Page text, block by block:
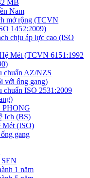
MB
Nam
mở rộng (TCVN
1452:2009)
chịu áp lực cao (ISO
Mét (TCVN 6151:1992
chuẩn AZ/NZS
với ống gang)
chuẩn ISO 2531:2009
Ich (BS)
Mét (ISO)
gang
1 năm